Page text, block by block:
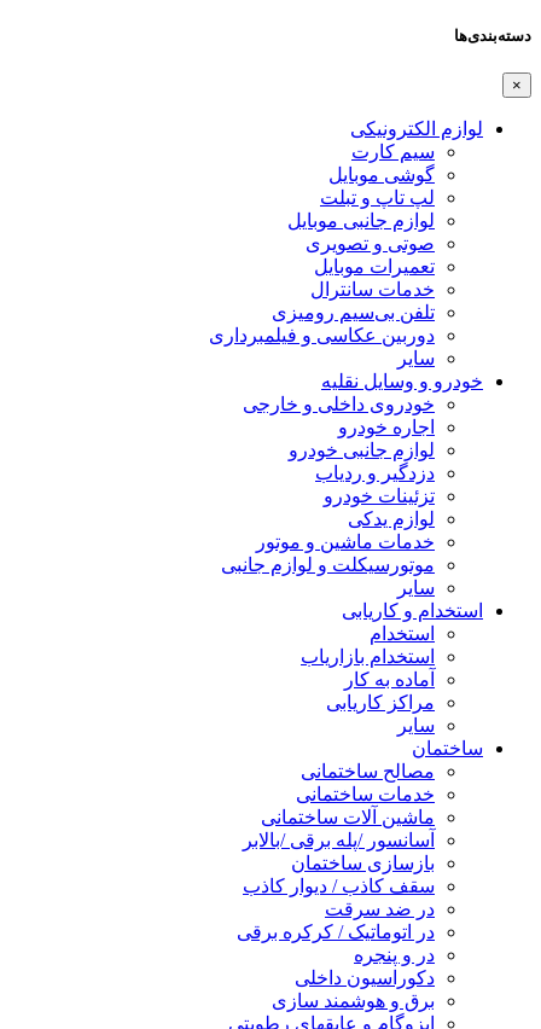
دسته‌بندی‌ها
×
لوازم الکترونیکی
سیم کارت
گوشی موبایل
لپ تاپ و تبلت
لوازم جانبی موبایل
صوتی و تصویری
تعمیرات موبایل
خدمات سانترال
تلفن بی‌سیم رومیزی
دوربین عکاسی و فیلمبرداری
سایر
خودرو و وسایل نقلیه
خودروی داخلی و خارجی
اجاره خودرو
لوازم جانبی خودرو
دزدگیر و ردیاب
تزئینات خودرو
لوازم یدکی
خدمات ماشین و موتور
موتورسیکلت و لوازم جانبی
سایر
استخدام و کاریابی
استخدام
استخدام بازاریاب
آماده به کار
مراکز کاریابی
سایر
ساختمان
مصالح ساختمانی
خدمات ساختمانی
ماشین آلات ساختمانی
آسانسور /پله برقی /بالابر
بازسازی ساختمان
سقف کاذب / دیوار کاذب
در ضد سرقت
در اتوماتیک / کرکره برقی
در و پنجره
دکوراسیون داخلی
برق و هوشمند سازی
ایزوگام و عایقهای رطوبتی